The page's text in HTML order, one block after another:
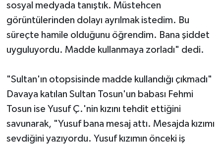
sosyal medyada tanıştık. Müstehcen
görüntülerinden dolayı ayrılmak istedim. Bu
süreçte hamile olduğunu öğrendim. Bana şiddet
uyguluyordu. Madde kullanmaya zorladı" dedi.
"Sultan'ın otopsisinde madde kullandığı çıkmadı"
Davaya katılan Sultan Tosun'un babası Fehmi
Tosun ise Yusuf Ç.'nin kızını tehdit ettiğini
savunarak, "Yusuf bana mesaj attı. Mesajda kızımı
sevdiğini yazıyordu. Yusuf kızımın önceki iş